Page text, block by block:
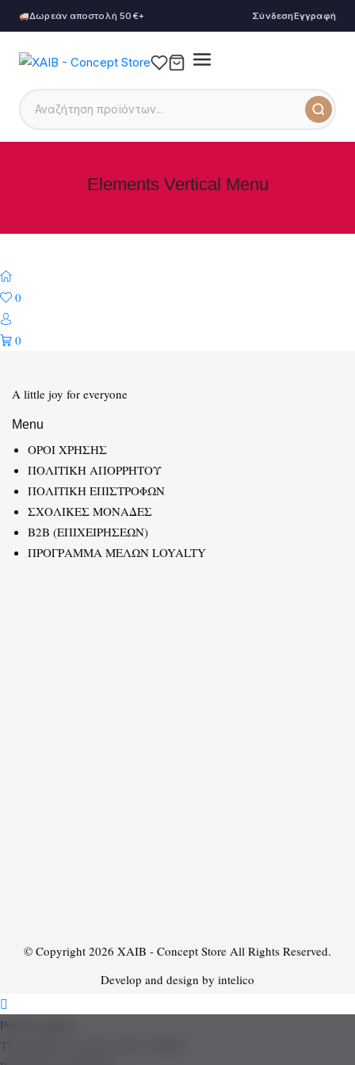
Δωρεάν αποστολή 50€+ ΣύνδεσηΕγγραφή
Elements Vertical Menu
0
0
A little joy for everyone
Menu
ΟΡΟΙ ΧΡΗΣΗΣ
ΠΟΛΙΤΙΚΗ ΑΠΟΡΡΗΤΟΥ
ΠΟΛΙΤΙΚΗ ΕΠΙΣΤΡΟΦΩΝ
ΣΧΟΛΙΚΕΣ ΜΟΝΑΔΕΣ
B2B (ΕΠΙΧΕΙΡΗΣΕΩΝ)
ΠΡΟΓΡΑΜΜΑ ΜΕΛΩΝ LOYALTY
© Copyright 2026 XAIB - Concept Store All Rights Reserved.
Develop and design by intelico
Product added!
The product is already in the wishlist!